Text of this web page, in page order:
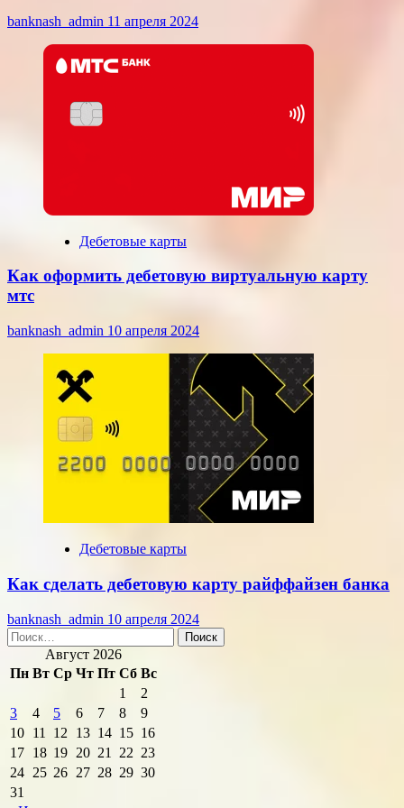
banknash_admin 11 апреля 2024
Дебетовые карты
Как оформить дебетовую виртуальную карту
мтс
banknash_admin 10 апреля 2024
Дебетовые карты
Как сделать дебетовую карту райффайзен банка
banknash_admin 10 апреля 2024
Найти:
Август 2026
Пн Вт Ср Чт Пт Сб Вс
1
2
3
4 5 6 7 8
9
10 11 12 13 14 15 16
17 18 19 20 21 22 23
24 25 26 27 28 29 30
31